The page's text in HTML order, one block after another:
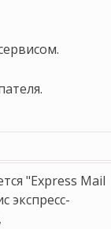
"Express Mail
экспресс-